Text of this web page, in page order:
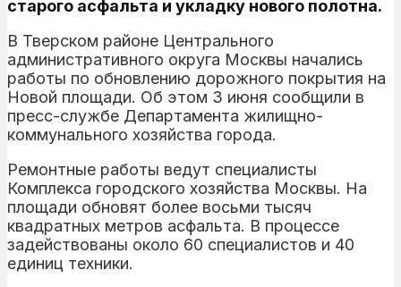
старого асфальта и укладку нового полотна.
В Тверском районе Центрального
административного округа Москвы начались
работы по обновлению дорожного покрытия на
Новой площади. Об этом 3 июня сообщили в
пресс-службе Департамента жилищно-
коммунального хозяйства города.
Ремонтные работы ведут специалисты
Комплекса городского хозяйства Москвы. На
площади обновят более восьми тысяч
квадратных метров асфальта. В процессе
задействованы около 60 специалистов и 40
единиц техники.